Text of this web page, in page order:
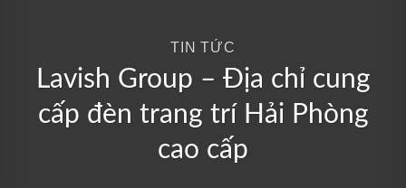
TIN TỨC
Lavish Group – Địa chỉ cung
cấp đèn trang trí Hải Phòng
cao cấp